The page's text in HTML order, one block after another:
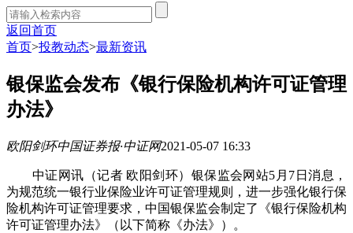
返回首页
首页>投教动态>最新资讯
银保监会发布《银行保险机构许可证管理
办法》
欧阳剑环中国证券报·中证网2021-05-07 16:33
中证网讯（记者 欧阳剑环）银保监会网站5月7日消息，
为规范统一银行业保险业许可证管理规则，进一步强化银行保
险机构许可证管理要求，中国银保监会制定了《银行保险机构
许可证管理办法》（以下简称《办法》）。